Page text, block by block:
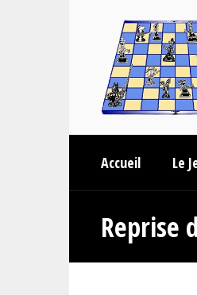
Accueil Le
Reprise